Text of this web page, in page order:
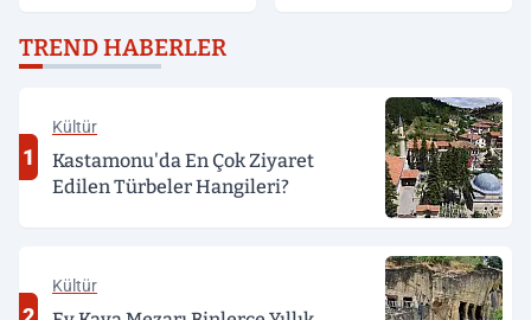
TREND HABERLER
1
Kültür
Kastamonu'da En Çok Ziyaret
Edilen Türbeler Hangileri?
Kültür